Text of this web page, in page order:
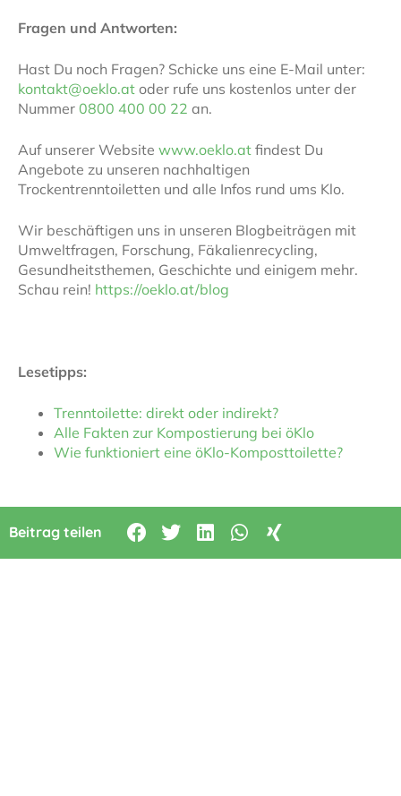
Fragen und Antworten:
Hast Du noch Fragen? Schicke uns eine E-Mail unter:
kontakt@oeklo.at oder rufe uns kostenlos unter der
Nummer 0800 400 00 22 an.
Auf unserer Website www.oeklo.at findest Du
Angebote zu unseren nachhaltigen
Trockentrenntoiletten und alle Infos rund ums Klo.
Wir beschäftigen uns in unseren Blogbeiträgen mit
Umweltfragen, Forschung, Fäkalienrecycling,
Gesundheitsthemen, Geschichte und einigem mehr.
Schau rein! https://oeklo.at/blog
Lesetipps:
Trenntoilette: direkt oder indirekt?
Alle Fakten zur Kompostierung bei öKlo
Wie funktioniert eine öKlo-Komposttoilette?
Beitrag teilen